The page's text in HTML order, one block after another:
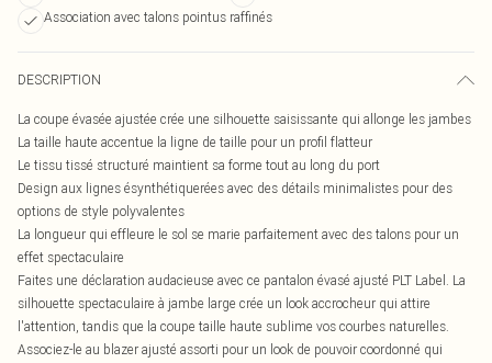
Association avec talons pointus raffinés
DESCRIPTION
La coupe évasée ajustée crée une silhouette saisissante qui allonge les jambes
La taille haute accentue la ligne de taille pour un profil flatteur
Le tissu tissé structuré maintient sa forme tout au long du port
Design aux lignes ésynthétiquerées avec des détails minimalistes pour des
options de style polyvalentes
La longueur qui effleure le sol se marie parfaitement avec des talons pour un
effet spectaculaire
Faites une déclaration audacieuse avec ce pantalon évasé ajusté PLT Label. La
silhouette spectaculaire à jambe large crée un look accrocheur qui attire
l'attention, tandis que la coupe taille haute sublime vos courbes naturelles.
Associez-le au blazer ajusté assorti pour un look de pouvoir coordonné qui